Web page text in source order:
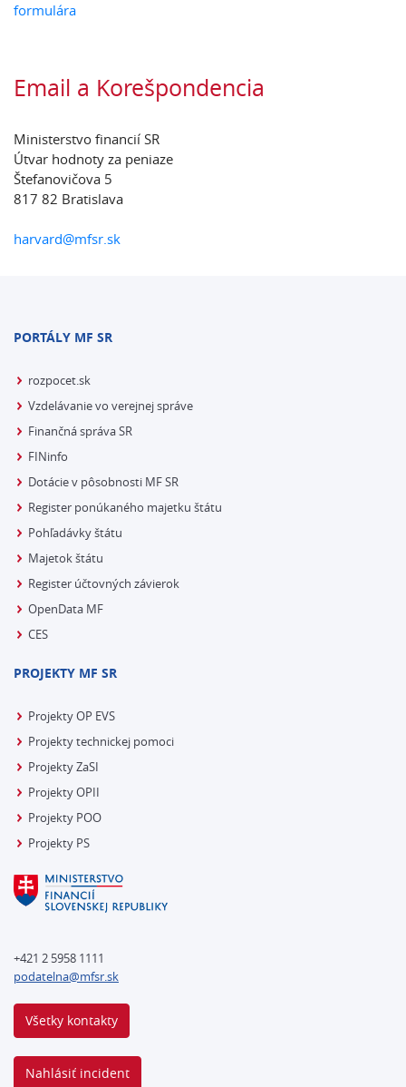
formulára
Email a Korešpondencia
Ministerstvo financií SR
Útvar hodnoty za peniaze
Štefanovičova 5
817 82 Bratislava
harvard@mfsr.sk
PORTÁLY MF SR
rozpocet.sk
Vzdelávanie vo verejnej správe
Finančná správa SR
FINinfo
Dotácie v pôsobnosti MF SR
Register ponúkaného majetku štátu
Pohľadávky štátu
Majetok štátu
Register účtovných závierok
OpenData MF
CES
PROJEKTY MF SR
Projekty OP EVS
Projekty technickej pomoci
Projekty ZaSI
Projekty OPII
Projekty POO
Projekty PS
+421 2 5958 1111
podatelna@mfsr.sk
Všetky kontakty
Nahlásiť incident